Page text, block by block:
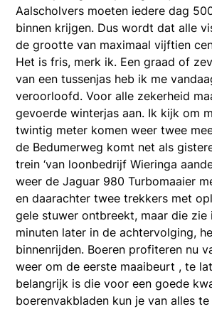
Aalscholvers moeten iedere dag
binnen krijgen. Dus wordt dat alle
de grootte van maximaal vijftien
Het is fris, merk ik. Een graad of
van een tussenjas heb ik me
veroorloofd. Voor alle zekerheid
gevoerde winterjas aan. Ik kijk om
twintig meter komen weer twee
de Bedumerweg komt net als
trein ‘van loonbedrijf Wieringa
weer de Jaguar 980 Turbomaaier
en daarachter twee trekkers met
gele stuwer ontbreekt, maar die zie
minuten later in de achtervolging,
binnenrijden. Boeren profiteren nu
weer om de eerste maaibeurt , te
belangrijk is die voor een goede
boerenvakbladen kun je van alles